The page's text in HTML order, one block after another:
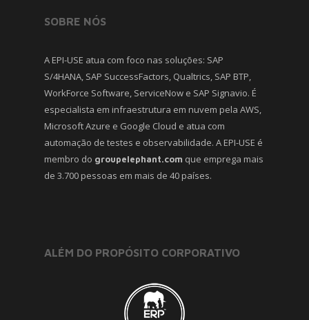
SOBRE NÓS
A EPI-USE atua com foco nas soluções: SAP
S/4HANA, SAP SuccessFactors, Qualtrics, SAP BTP,
WorkForce Software, ServiceNow e SAP Signavio. É
especialista em infraestrutura em nuvem pela AWS,
Microsoft Azure e Google Cloud e atua com
automação de testes e observabilidade. A EPI-USE é
membro do groupelephant.com que emprega mais
de 3.700 pessoas em mais de 40 países.
ALÉM DO PROPÓSITO CORPORATIVO